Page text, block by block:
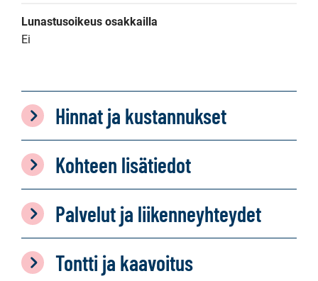
Lunastusoikeus osakkailla
Ei
Hinnat ja kustannukset
Kohteen lisätiedot
Palvelut ja liikenneyhteydet
Tontti ja kaavoitus